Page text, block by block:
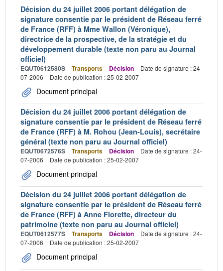
Décision du 24 juillet 2006 portant délégation de
signature consentie par le président de Réseau ferré
de France (RFF) à Mme Wallon (Véronique),
directrice de la prospective, de la stratégie et du
développement durable (texte non paru au Journal
officiel)
EQUT0612580S Transports Décision
Date de signature : 24-
07-2006
Date de publication : 25-02-2007
Document principal
Décision du 24 juillet 2006 portant délégation de
signature consentie par le président de Réseau ferré
de France (RFF) à M. Rohou (Jean-Louis), secrétaire
général (texte non paru au Journal officiel)
EQUT0672576S Transports Décision
Date de signature : 24-
07-2006
Date de publication : 25-02-2007
Document principal
Décision du 24 juillet 2006 portant délégation de
signature consentie par le président de Réseau ferré
de France (RFF) à Anne Florette, directeur du
patrimoine (texte non paru au Journal officiel)
EQUT0612577S Transports Décision
Date de signature : 24-
07-2006
Date de publication : 25-02-2007
Document principal